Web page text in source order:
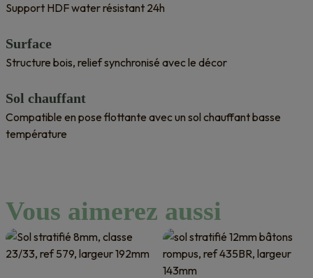
Support HDF water résistant 24h
Surface
Structure bois, relief synchronisé avec le décor
Sol chauffant
Compatible en pose flottante avec un sol chauffant basse
température
Vous aimerez aussi